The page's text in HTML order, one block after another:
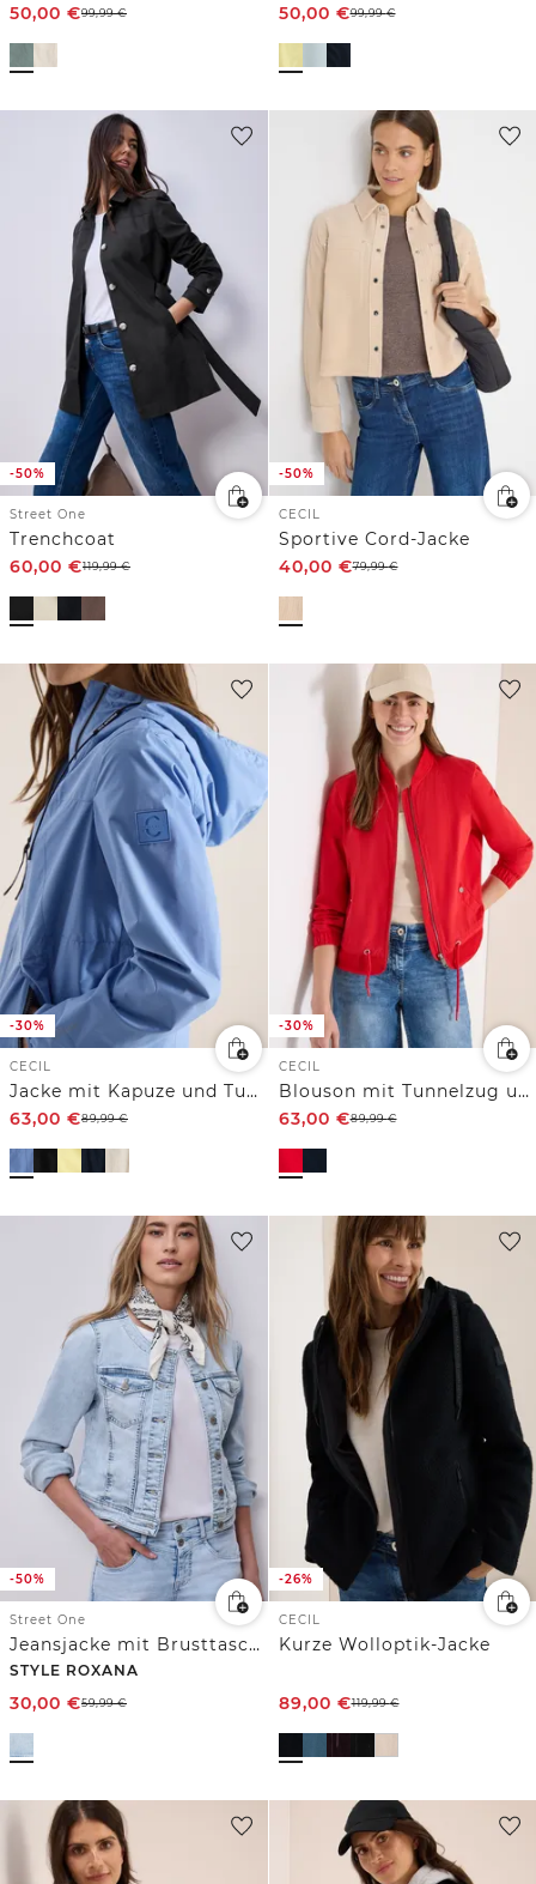
50,00 €99,99€
50,00 €99,99€
-50%
Street One
Trenchcoat
60,00 €119,99€
-50%
CECIL
Sportive Cord-Jacke
40,00 €79,99€
-30%
CECIL
Jacke mit Kapuze und Tunnelzug
63,00 €89,99€
-30%
CECIL
Blouson mit Tunnelzug und Mesh-Details
63,00 €89,99€
-50%
Street One
Jeansjacke mit Brusttaschen und Knöpfen
STYLE ROXANA
30,00 €59,99€
-26%
CECIL
Kurze Wolloptik-Jacke
89,00 €119,99€